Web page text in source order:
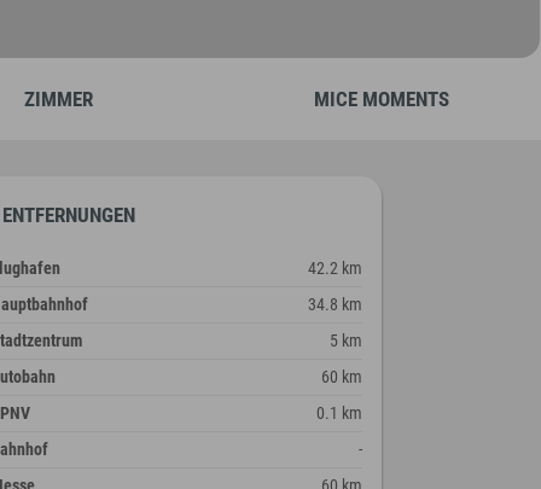
ZIMMER MICE MOMENTS
ENTFERNUNGEN
42.2 km
34.8 km
5 km
60 km
0.1 km
-